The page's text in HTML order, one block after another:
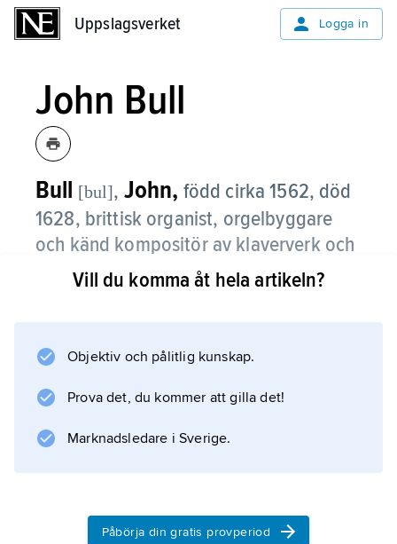
Uppslagsverket Logga in
John Bull
Bull [bul], John, född cirka 1562, död
1628, brittisk organist, orgelbyggare
och känd kompositör av klaververk och
anthems.
Englands mest ansedda musiker. Han gjorde
doktorsexamen i musik vid Cambridge. År
1613 lämnade han England och blev organist i
Bryssel och Antwerpen.
Vill du komma åt hela artikeln?
Objektiv och pålitlig kunskap.
Prova det, du kommer att gilla det!
Marknadsledare i Sverige.
Påbörja din gratis provperiod